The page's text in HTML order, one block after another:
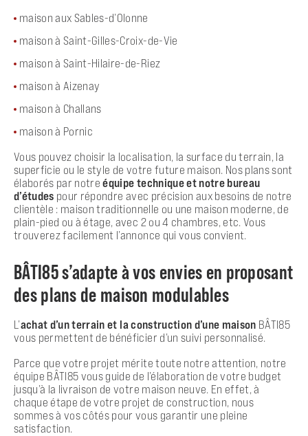
maison aux Sables-d’Olonne
maison à Saint-Gilles-Croix-de-Vie
maison à Saint-Hilaire-de-Riez
maison à Aizenay
maison à Challans
maison à Pornic
Vous pouvez choisir la localisation, la surface du terrain, la
superficie ou le style de votre future maison. Nos plans sont
élaborés par notreéquipe technique et notre bureau
d’études pour répondre avec précision aux besoins de notre
clientèle : maison traditionnelle ou une maison moderne, de
plain-pied ou à étage, avec 2 ou 4 chambres, etc. Vous
trouverez facilement l’annonce qui vous convient.
BÂTI85 s’adapte à vos envies en proposant
des plans de maison modulables
L’achat d’un terrain et la construction d’une maison BÂTI85
vous permettent de bénéficier d’un suivi personnalisé.
Parce que votre projet mérite toute notre attention, notre
équipe BÂTI85 vous guide de l’élaboration de votre budget
jusqu’à la livraison de votre maison neuve. En effet, à
chaque étape de votre projet de construction, nous
sommes à vos côtés pour vous garantir une pleine
satisfaction.